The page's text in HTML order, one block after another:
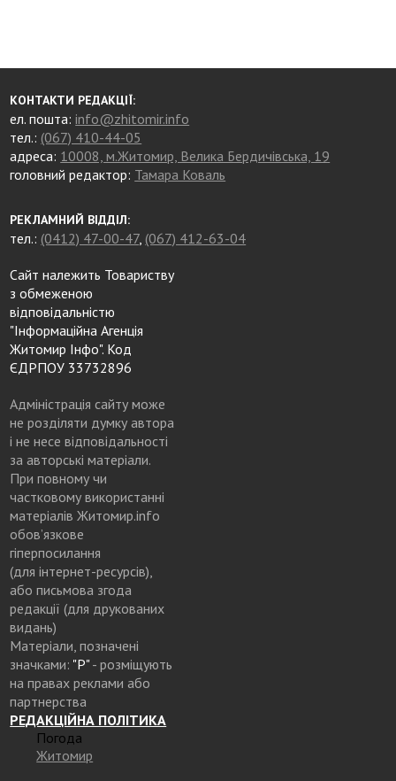
КОНТАКТИ РЕДАКЦІЇ:
ел. пошта:info@zhitomir.info
тел.: (067) 410-44-05
адреса: 10008, м.Житомир, Велика Бердичівська, 19
головний редактор: Тамара Коваль
РЕКЛАМНИЙ ВІДДІЛ:
тел.: (0412) 47-00-47, (067) 412-63-04
Сайт належить Товариству
з обмеженою
відповідальністю
"Інформаційна Агенція
Житомир Інфо". Код
ЄДРПОУ 33732896
Адміністрація сайту може
не розділяти думку автора
і не несе відповідальності
за авторські матеріали.
При повному чи
частковому використанні
матеріалів Житомир.info
обов’язкове
гіперпосилання
(для інтернет-ресурсів),
або письмова згода
редакції (для друкованих
видань)
Матеріали, позначені
значками: "Р"- розміщують
на правах реклами або
партнерства
РЕДАКЦІЙНА ПОЛІТИКА
Погода
Житомир